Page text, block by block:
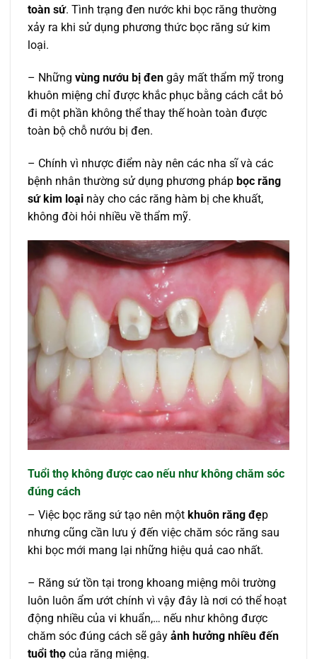
toàn sứ. Tình trạng đen nước khi bọc răng thường
xảy ra khi sử dụng phương thức bọc răng sứ kim
loại.
– Những vùng nướu bị đen gây mất thẩm mỹ trong
khuôn miệng chỉ được khắc phục bằng cách cắt bỏ
đi một phần không thể thay thế hoàn toàn được
toàn bộ chỗ nướu bị đen.
– Chính vì nhược điểm này nên các nha sĩ và các
bệnh nhân thường sử dụng phương pháp bọc răng
sứ kim loại này cho các răng hàm bị che khuất,
không đòi hỏi nhiều về thẩm mỹ.
Tuổi thọ không được cao nếu như không chăm sóc
đúng cách
– Việc bọc răng sứ tạo nên một khuôn răng đẹp
nhưng cũng cần lưu ý đến việc chăm sóc răng sau
khi bọc mới mang lại những hiệu quả cao nhất.
– Răng sứ tồn tại trong khoang miệng môi trường
luôn luôn ẩm ướt chính vì vậy đây là nơi có thể hoạt
động nhiều của vi khuẩn,… nếu như không được
chăm sóc đúng cách sẽ gây ảnh hưởng nhiều đến
tuổi thọ của răng miệng.